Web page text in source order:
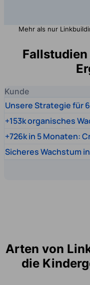
Mehr als nur
Kunde
Unsere Strategie für
+153k organisches
+726k in 5 Monaten:
Sicheres Wachstum
Arten von
die